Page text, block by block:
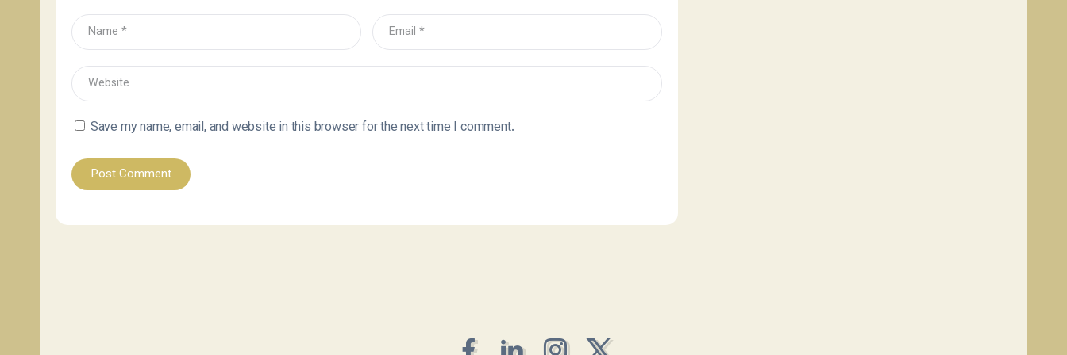
Save my name, email, and website in this browser for the next time I comment.